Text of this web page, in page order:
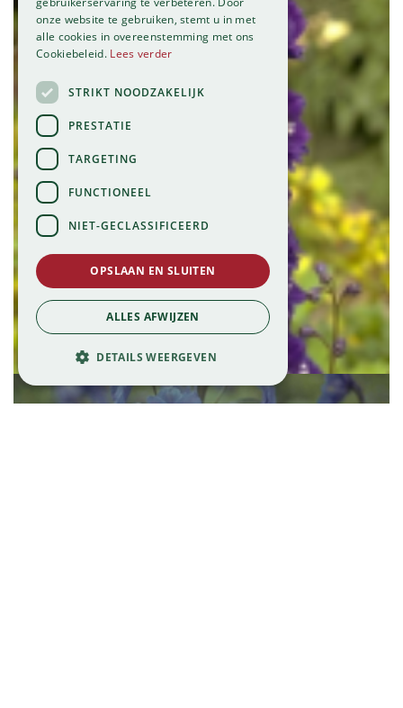
Ridderspoor
Delphinium 'Chelsea Star'
onze website te gebruiken, stemt u in met
alle cookies in overeenstemming met ons
Cookiebeleid. Lees verder
STRIKT NOODZAKELIJK
PRESTATIE
TARGETING
FUNCTIONEEL
NIET-GECLASSIFICEERD
OPSLAAN EN SLUITEN
ALLES AFWIJZEN
DETAILS WEERGEVEN